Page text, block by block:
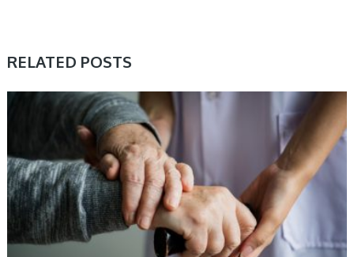
RELATED POSTS
AKTUALNOŚCI, NAUKA